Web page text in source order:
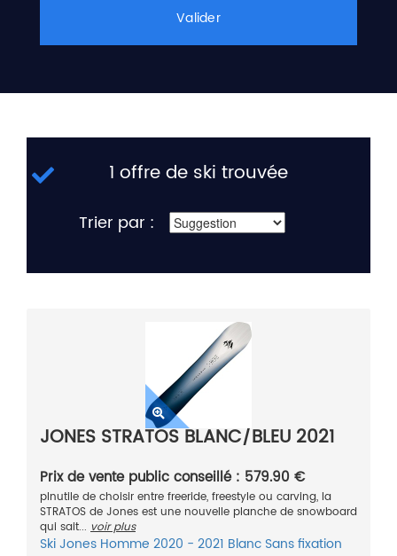
Valider
1 offre de ski trouvée
Trier par :
JONES STRATOS BLANC/BLEU 2021
Prix de vente public conseillé : 579.90 €
pInutile de choisir entre freeride, freestyle ou carving, la
STRATOS de Jones est une nouvelle planche de snowboard
qui sait... voir plus
SkiJones Homme 2020 - 2021 Blanc Sans fixation